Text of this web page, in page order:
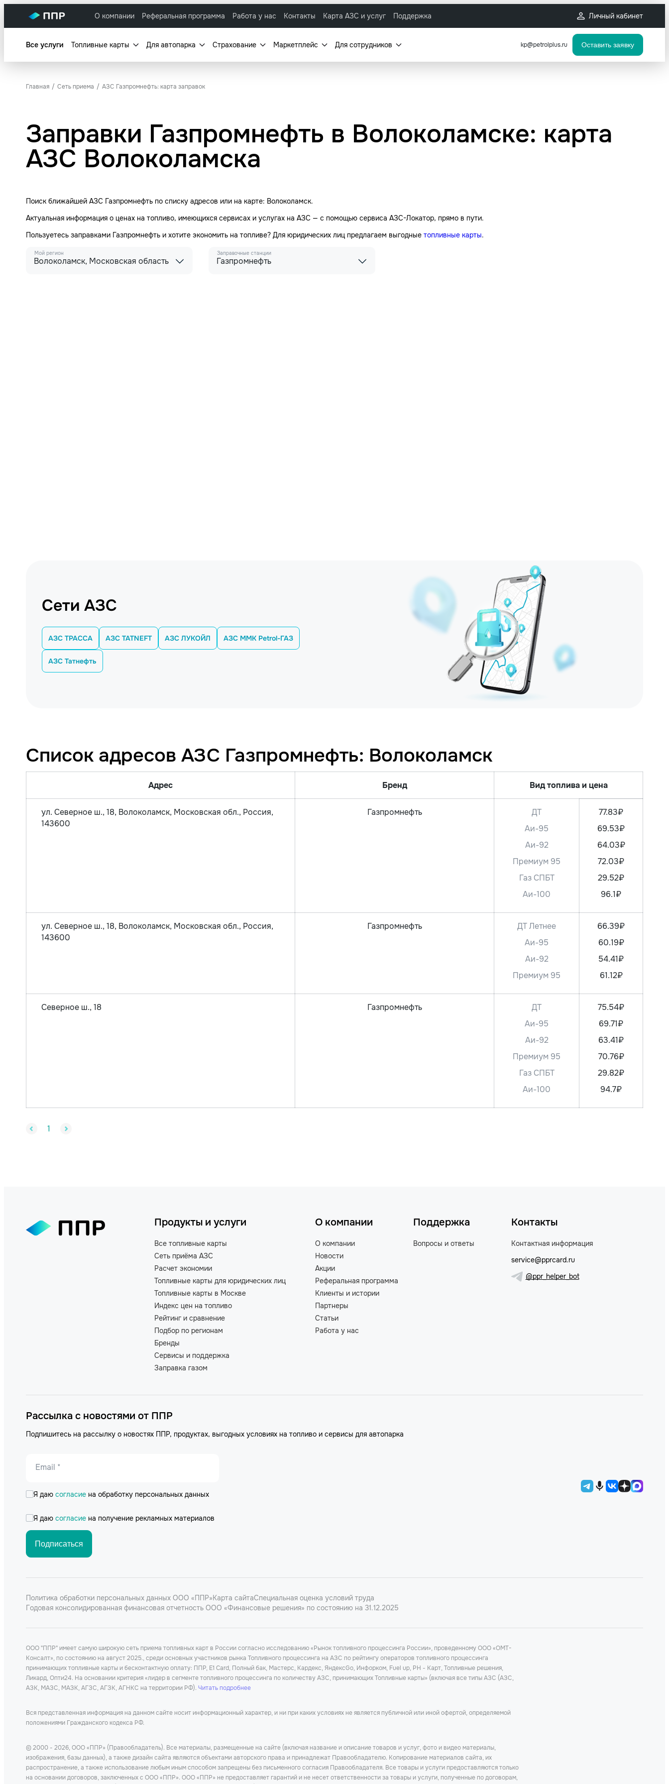
О компании Реферальная программа Работа у нас Контакты Карта АЗС и услуг Поддержка Личный кабинет
Все услуги Топливные карты Для автопарка Страхование Маркетплейс Для сотрудников kp@petrolplus.ru Оставить заявку
Главная Сеть приема АЗС Газпромнефть: карта заправок
Заправки Газпромнефть в Волоколамске: карта
АЗС Волоколамска
Поиск ближайшей АЗС Газпромнефть по списку адресов или на карте: Волоколамск.
Актуальная информация о ценах на топливо, имеющихся сервисах и услугах на АЗС — с помощью сервиса АЗС-Локатор, прямо в пути.
Пользуетесь заправками Газпромнефть и хотите экономить на топливе? Для юридических лиц предлагаем выгодные топливные карты.
Мой регион
Волоколамск, Московская область
Заправочные станции
Газпромнефть
Сети АЗС
АЗС ТРАССА АЗС TATNEFT АЗС ЛУКОЙЛ АЗС MMK Petrol-ГАЗ
АЗС Татнефть
Список адресов АЗС Газпромнефть: Волоколамск
Адрес Бренд Вид топлива и цена
ул. Северное ш., 18, Волоколамск, Московская обл., Россия,
143600
Газпромнефть
ДТ
Аи-95
Аи-92
Премиум 95
Газ СПБТ
Аи-100
77.83₽
69.53₽
64.03₽
72.03₽
29.52₽
96.1₽
ул. Северное ш., 18, Волоколамск, Московская обл., Россия,
143600
Газпромнефть
ДТ Летнее
Аи-95
Аи-92
Премиум 95
66.39₽
60.19₽
54.41₽
61.12₽
Северное ш., 18 Газпромнефть
ДТ
Аи-95
Аи-92
Премиум 95
Газ СПБТ
Аи-100
75.54₽
69.71₽
63.41₽
70.76₽
29.82₽
94.7₽
1
Продукты и услуги
Все топливные карты
Сеть приёма АЗС
Расчет экономии
Топливные карты для юридических лиц
Топливные карты в Москве
Индекс цен на топливо
Рейтинг и сравнение
Подбор по регионам
Бренды
Сервисы и поддержка
Заправка газом
О компании
О компании
Новости
Акции
Реферальная программа
Клиенты и истории
Партнеры
Статьи
Работа у нас
Поддержка
Вопросы и ответы
Контакты
Контактная информация
service@pprcard.ru
@ppr_helper_bot
Рассылка с новостями от ППР
Подпишитесь на рассылку о новостях ППР, продуктах, выгодных условиях на топливо и сервисы для автопарка
Email *
Я даю согласие на обработку персональных данных
Я даю согласие на получение рекламных материалов
Подписаться
Политика обработки персональных данных ООО «ППР»Карта сайтаСпециальная оценка условий труда
Годовая консолидированная финансовая отчетность ООО «Финансовые решения» по состоянию на 31.12.2025
ООО "ППР" имеет самую широкую сеть приема топливных карт в России согласно исследованию «Рынок топливного процессинга России», проведенному ООО «ОМТ-
Консалт», по состоянию на август 2025., среди основных участников рынка Топливного процессинга на АЗС по рейтингу операторов топливного процессинга
принимающих топливные карты и бесконтактную оплату: ППР, Е1 Card, Полный бак, Мастерс, Кардекс, ЯндексGo, Инфорком, Fuel up, РН - Карт, Топливные решения,
Ликард, Опти24. На основании критерия «лидер в сегменте топливного процессинга по количеству АЗС, принимающих Топливные карты» (включая все типы АЗС (АЗС,
АЗК, МАЗС, МАЗК, АГЗС, АГЗК, АГНКС на территории РФ). Читать подробнее
Вся представленная информация на данном сайте носит информационный характер, и ни при каких условиях не является публичной или иной офертой, определяемой
положениями Гражданского кодекса РФ.
© 2000 - 2026, ООО «ППР» (Правообладатель). Все материалы, размещенные на сайте (включая название и описание товаров и услуг, фото и видео материалы,
изображения, базы данных), а также дизайн сайта являются объектами авторского права и принадлежат Правообладателю. Копирование материалов сайта, их
распространение, а также использование любым иным способом запрещены без письменного согласия Правообладателя. Все товары и услуги предоставляются только
на основании договоров, заключенных с ООО «ППР». ООО «ППР» не предоставляет гарантий и не несет ответственности за товары и услуги, полученные по договорам,